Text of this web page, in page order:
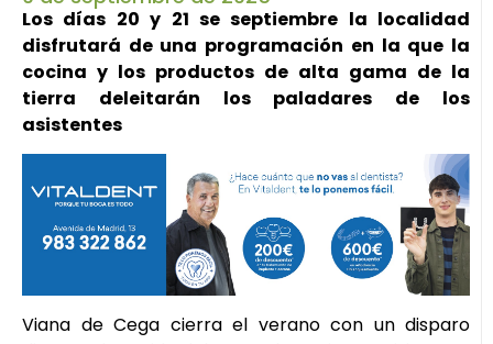
Los días 20 y 21 se septiembre la localidad
disfrutará de una programación en la que la
cocina y los productos de alta gama de la
tierra deleitarán los paladares de los
asistentes
Viana de Cega cierra el verano con un disparo